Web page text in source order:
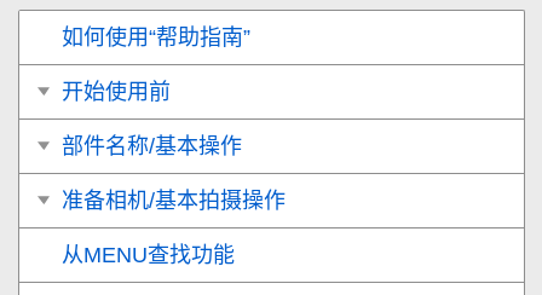
如何使用“帮助指南”
开始使用前
部件名称/基本操作
准备相机/基本拍摄操作
从MENU查找功能